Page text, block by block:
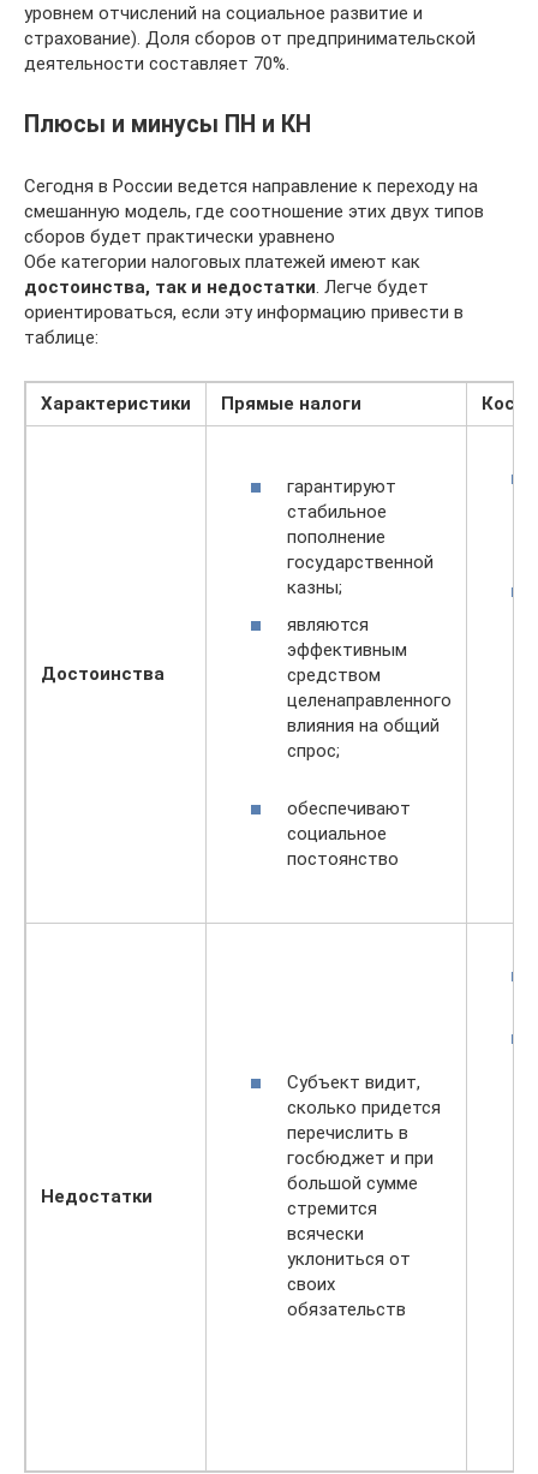
уровнем отчислений на социальное развитие и
страхование). Доля сборов от предпринимательской
деятельности составляет 70%.
Плюсы и минусы ПН и КН
Сегодня в России ведется направление к переходу на
смешанную модель, где соотношение этих двух типов
сборов будет практически уравнено
Обе категории налоговых платежей имеют как
достоинства, так и недостатки. Легче будет
ориентироваться, если эту информацию привести в
таблице:
Характеристики Прямые налоги
Достоинства
гарантируют
стабильное
пополнение
государственной
казны;
являются
эффективным
средством
целенаправленного
влияния на общий
спрос;
обеспечивают
социальное
постоянство
Недостатки
Субъект видит,
сколько придется
перечислить в
госбюджет и при
большой сумме
стремится
всячески
уклониться от
своих
обязательств